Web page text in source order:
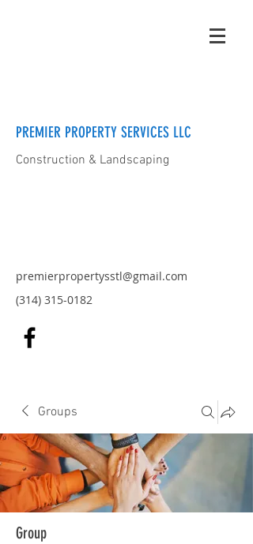
PREMIER PROPERTY SERVICES LLC
Construction & Landscaping
premierpropertysstl@gmail.com
(314) 315-0182
Groups
Group